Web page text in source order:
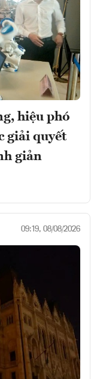
hiệu phó
giải quyết
giản
09:19, 08/08/2026